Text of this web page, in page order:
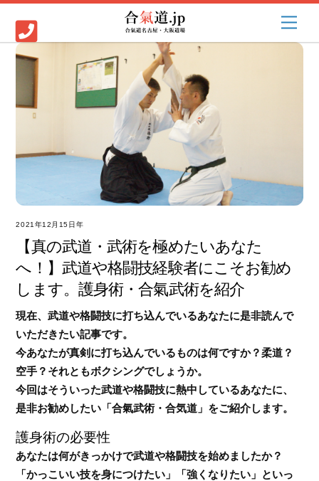
Skip
content
2021年12月15日
【真の武道・武術を極めたいあなた
へ！】武道や格闘技経験者にこそお勧め
します。護身術・合氣武術を紹介
現在、武道や格闘技に打ち込んでいるあなたに是非読んで
いただきたい記事です。
今あなたが真剣に打ち込んでいるものは何ですか？柔道？
空手？それともボクシングでしょうか。
今回はそういった武道や格闘技に熱中しているあなたに、
是非お勧めしたい「合氣武術・合気道」をご紹介します。
護身術の必要性
あなたは何がきっかけで武道や格闘技を始めましたか？
「かっこいい技を身につけたい」「強くなりたい」といっ